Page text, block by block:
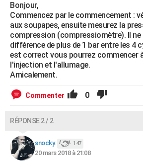
Bonjour,
Commencez par le commencement :
aux soupapes, ensuite mesurez la
compression (compressiomètre). Il ne
différence de plus de 1 bar entre les 4
est correct vous pourrez commencer
l'injection et l'allumage.
Amicalement.
Commenter 0
RÉPONSE 2 / 2
snocky. 147
20 mars 2018 à 21:08